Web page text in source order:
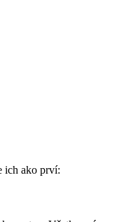
ich ako prví: